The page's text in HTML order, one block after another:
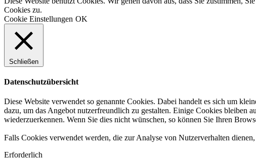
Cookies zu.
Cookie Einstellungen OK
Schließen
Datenschutzübersicht
Diese Website verwendet so genannte Cookies. Dabei handelt es sich um
dazu, um das Angebot nutzerfreundlich zu gestalten. Einige Cookies bleiben
wiederzuerkennen. Wenn Sie dies nicht wünschen, so können Sie Ihren
Falls Cookies verwendet werden, die zur Analyse von Nutzerverhalten
Erforderlich